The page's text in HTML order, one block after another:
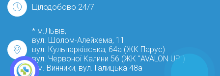
Цілодобово 24/7
* м.Львів,
вул. Шолом-Алейхема, 11
вул. Кульпарківська, 64а (ЖК Парус)
вул. Червоної Калини 56 (ЖК "AVALON UP")
* м. Винники, вул. Галицька 48а